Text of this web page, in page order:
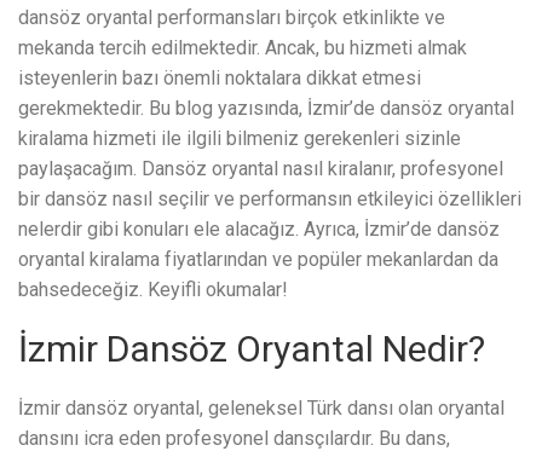
dansöz oryantal performansları birçok etkinlikte ve
mekanda tercih edilmektedir. Ancak, bu hizmeti almak
isteyenlerin bazı önemli noktalara dikkat etmesi
gerekmektedir. Bu blog yazısında, İzmir’de dansöz oryantal
kiralama hizmeti ile ilgili bilmeniz gerekenleri sizinle
paylaşacağım. Dansöz oryantal nasıl kiralanır, profesyonel
bir dansöz nasıl seçilir ve performansın etkileyici özellikleri
nelerdir gibi konuları ele alacağız. Ayrıca, İzmir’de dansöz
oryantal kiralama fiyatlarından ve popüler mekanlardan da
bahsedeceğiz. Keyifli okumalar!
İzmir Dansöz Oryantal Nedir?
İzmir dansöz oryantal, geleneksel Türk dansı olan oryantal
dansını icra eden profesyonel dansçılardır. Bu dans,